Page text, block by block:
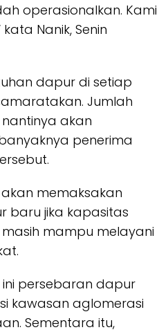
operasionalkan. Kami
Nanik, Senin
dapur di setiap
Jumlah
akan
penerima
akan memaksakan
baru jika kapasitas
mampu melayani
persebaran dapur
kawasan aglomerasi
Sementara itu,